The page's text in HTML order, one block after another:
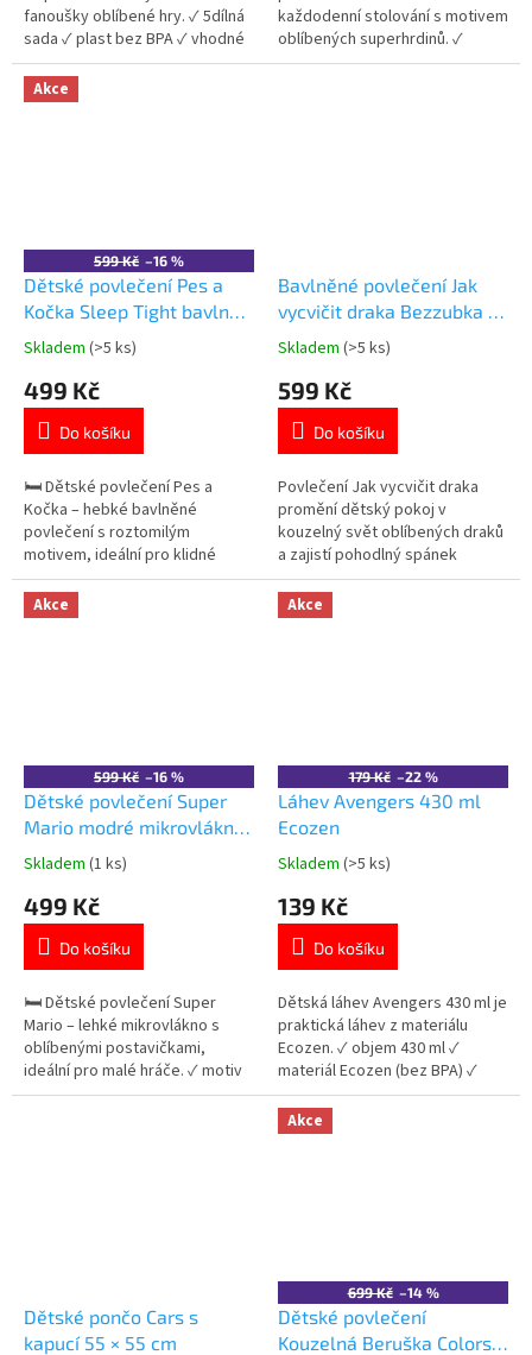
fanoušky oblíbené hry. ✓ 5dílná
sada ✓ plast bez BPA ✓ vhodné
do mikrovlnné trouby ✓
licencovaný motiv Minecraft 👉
Více produktů Minecraft
každodenní stolování s motivem
oblíbených superhrdinů. ✓
kompletní sada 5 ks ✓ plast bez
Akce
599 Kč –16 %
Dětské povlečení Pes a
Kočka Sleep Tight bavlna
140×200 cm
Průměrné
produktu
5,0
5
hvězdiček.
Skladem (>5 ks)
499 Kč
Do košíku
🛏️ Dětské povlečení Pes a
Kočka – hebké bavlněné
povlečení s roztomilým
motivem, ideální pro klidné
usínání. ✓ motiv pejsek a
kočička 🐾 ✓ 100% bavlna –
měkká a prodyšná ✓
Bavlněné povlečení Jak
vycvičit draka Bezzubka a
Bílá běska 140 × 200 cm
Průměrné
produktu
4,6
5
hvězdiček.
Skladem (>5 ks)
599 Kč
Do košíku
Povlečení Jak vycvičit draka
promění dětský pokoj v
kouzelný svět oblíbených draků
a zajistí pohodlný spánek
každému malému fanouškovi.
Vyrobeno ze 100% bavlny
příjemné na dotek. Oboustranný
Akce
599 Kč –16 %
Dětské povlečení Super
Mario modré mikrovlákno
140×200 cm
Průměrné
produktu
5,0
5
hvězdiček.
Skladem (1 ks)
499 Kč
Do košíku
🛏️ Dětské povlečení Super
Mario – lehké mikrovlákno s
oblíbenými postavičkami,
ideální pro malé hráče. ✓ motiv
Super Mario 🎮 ✓ jemné a lehké
Akce
179 Kč –22 %
Láhev Avengers 430 ml
Ecozen
Průměrné
produktu
5,0
5
hvězdiček.
Skladem (>5 ks)
139 Kč
Do košíku
Dětská láhev Avengers 430 ml je
praktická láhev z materiálu
Ecozen. ✓ objem 430 ml ✓
materiál Ecozen (bez BPA) ✓
lehká a odolná ✓ licencovaný
motiv Avengers 👉 Více
produktů Avengers
Dětské pončo Cars s
kapucí 55 × 55 cm
Akce
699 Kč –14 %
Dětské povlečení
Kouzelná Beruška Colors